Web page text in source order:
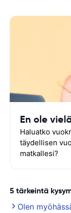
En ole
Haluatko
täydellisen
matkallesi?
5 tärkeintä
Olen